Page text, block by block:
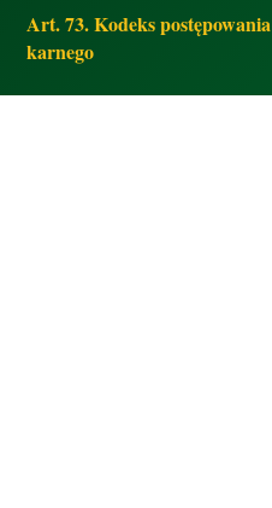
Art. 73. Kodeks postępowania
karnego